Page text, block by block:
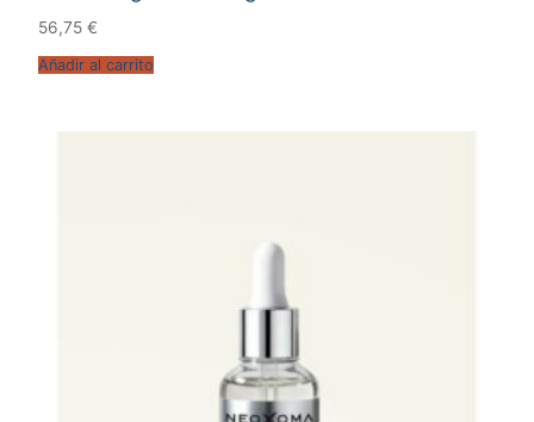
56,75 €
Añadir al carrito